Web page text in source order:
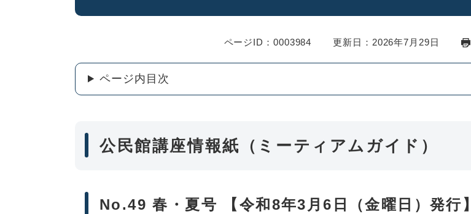
ページID：0003984 更新日：2026年7月29日
ページ内目次
公民館講座情報紙（ミーティアムガイド）
No.49 春・夏号 【令和8年3月6日（金曜日）発行】